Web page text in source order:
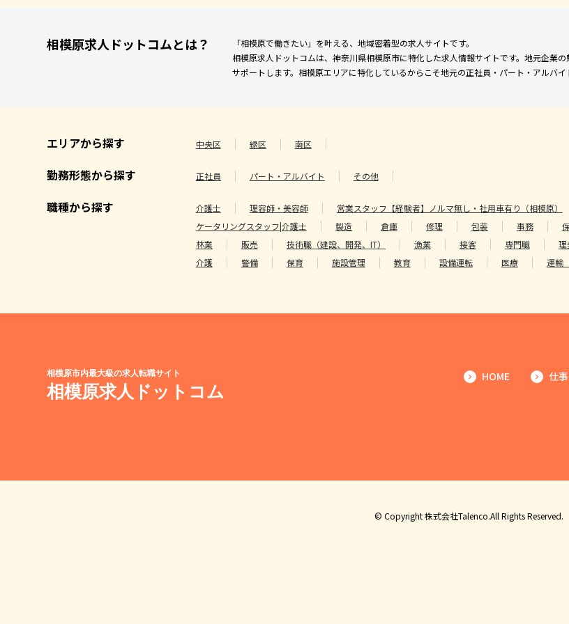
相模原求人ドットコムとは？
「相模原で働きたい」を叶える、地域密着型の求人サイトです。
相模原求人ドットコムは、神奈川県相模原市に特化した求人情報サイトです。地元企業
サポートします。相模原エリアに特化しているからこそ地元の正社員・パート・アルバ
エリアから探す 中央区 緑区 南区
勤務形態から探す 正社員 パート・アルバイト その他
職種から探す 介護士 理容師・美容師 営業スタッフ【経験者】ノルマ無し・社用車有り（相模原）
ケータリングスタッフ|介護士
製造 倉庫 修理 包装 事務
林業
販売 技術職（建設、開発、IT） 漁業 接客 専門職 理
介護
警備 保育 施設管理 教育 設備運転 医療 運輸
HOME 仕
相模原市内最大級の求人転職サイト
相模原求人ドットコム
© Copyright 株式会社Talenco.All Rights Reserved.